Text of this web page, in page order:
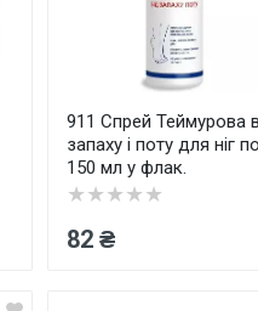
911 Спрей Теймурова
запаху і поту для ніг по
150 мл у флак.
★★★★★
82 ₴